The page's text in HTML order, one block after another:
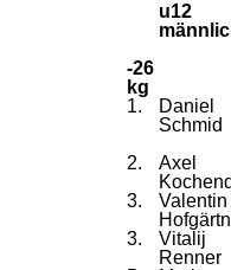
u12
-26
kg
1.
Daniel
Schmid
2.
Axel
3.
Valentin
3.
Vitalij
Renner